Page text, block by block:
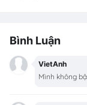
Bình Luận
VietAnh
Mình không